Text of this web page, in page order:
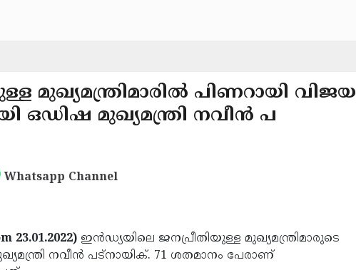
മുഖ്യമന്ത്രിമാരില്‍ പിണറായി വിജയ
ഒഡിഷ മുഖ്യമന്ത്രി നവീന്‍ പ
Whatsapp Channel
ഇന്‍ഡ്യയിലെ ജനപ്രീതിയുള്ള മുഖ്യമന്ത്രിമാരുടെ
നവീന്‍ പട്‌നായിക്. 71 ശതമാനം പേരാണ്